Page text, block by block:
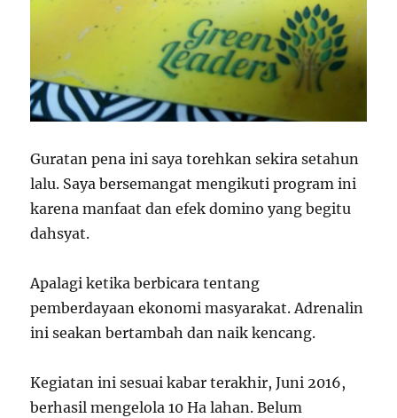
Guratan pena ini saya torehkan sekira setahun
lalu. Saya bersemangat mengikuti program ini
karena manfaat dan efek domino yang begitu
dahsyat.
Apalagi ketika berbicara tentang
pemberdayaan ekonomi masyarakat. Adrenalin
ini seakan bertambah dan naik kencang.
Kegiatan ini sesuai kabar terakhir, Juni 2016,
berhasil mengelola 10 Ha lahan. Belum